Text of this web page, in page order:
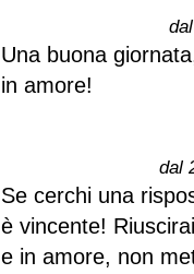
Una buona
in amore!
dal
Se cerchi una
è vincente!
e in amore, non